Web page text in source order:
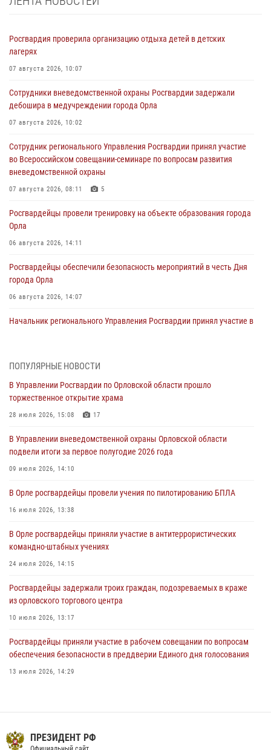
Росгвардия проверила организацию отдыха детей в детских
лагерях
07 августа 2026, 10:07
Сотрудники вневедомственной охраны Росгвардии задержали
дебошира в медучреждении города Орла
07 августа 2026, 10:02
Сотрудник регионального Управления Росгвардии принял участие
во Всероссийском совещании-семинаре по вопросам развития
вневедомственной охраны
07 августа 2026, 08:11 5
Росгвардейцы провели тренировку на объекте образования города
Орла
06 августа 2026, 14:11
Росгвардейцы обеспечили безопасность мероприятий в честь Дня
города Орла
06 августа 2026, 14:07
Начальник регионального Управления Росгвардии принял участие в
первое полугодие
05 августа 2026, 13:12
совершении противоправных действий
04 августа 2026, 14:21
04 августа 2026, 14:06
предоставлении госуслуг
03 августа 2026, 14:30
ПОПУЛЯРНЫЕ НОВОСТИ
В Управлении Росгвардии по Орловской области прошло
торжественное открытие храма
28 июля 2026, 15:08 17
В Управлении вневедомственной охраны Орловской области
подвели итоги за первое полугодие 2026 года
09 июля 2026, 14:10
В Орле росгвардейцы провели учения по пилотированию БПЛА
16 июля 2026, 13:38
В Орле росгвардейцы приняли участие в антитеррористических
командно-штабных учениях
24 июля 2026, 14:15
Росгвардейцы задержали троих граждан, подозреваемых в краже
из орловского торгового центра
10 июля 2026, 13:17
Росгвардейцы приняли участие в рабочем совещании по вопросам
обеспечения безопасности в преддверии Единого дня голосования
13 июля 2026, 14:29
16 июля 2026, 13:34
На брифинге росгвардейцы рассказали орловцам об изменениях в
ПРЕЗИДЕНТ РФ